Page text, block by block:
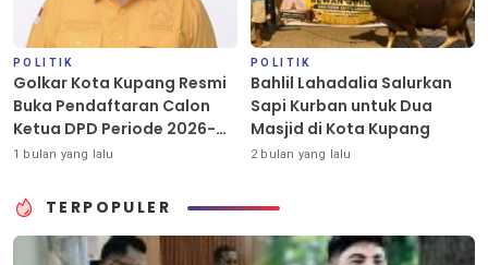
POLITIK
Golkar Kota Kupang Resmi
Buka Pendaftaran Calon
Ketua DPD Periode 2026-
2031
1 bulan yang lalu
POLITIK
Bahlil Lahadalia Salurkan
Sapi Kurban untuk Dua
Masjid di Kota Kupang
2 bulan yang lalu
TERPOPULER